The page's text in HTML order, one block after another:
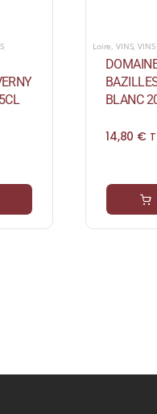
Loire, VINS,VINS
BLANC
14,80 €